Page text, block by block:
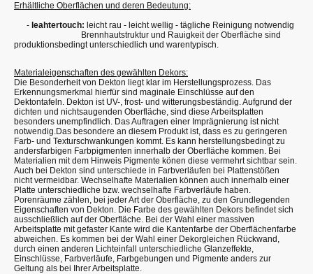
Erhältliche Oberflächen und deren Bedeutung:
- leahtertouch: leicht rau - leicht wellig - tägliche Reinigung notwendig
Brennhautstruktur und Rauigkeit der Oberfläche sind
produktionsbedingt unterschiedlich und warentypisch.
Materialeigenschaften des gewählten Dekors:
Die Besonderheit von Dekton liegt klar im Herstellungsprozess. Das
Erkennungsmerkmal hierfür sind maginale Einschlüsse auf den
Dektontafeln. Dekton ist UV-, frost- und witterungsbeständig. Aufgrund der
dichten und nichtsaugenden Oberfläche, sind diese Arbeitsplatten
besonders unempfindlich. Das Auftragen einer Imprägnierung ist nicht
notwendig.Das besondere an diesem Produkt ist, dass es zu geringeren
Farb- und Texturschwankungen kommt. Es kann herstellungsbedingt zu
andersfarbigen Farbpigmenten innerhalb der Oberfläche kommen. Bei
Materialien mit dem Hinweis Pigmente könen diese vermehrt sichtbar sein.
Auch bei Dekton sind unterschiede in Farbverläufen bei Plattenstößen
nicht vermeidbar. Wechselhafte Materialien können auch innerhalb einer
Platte unterschiedliche bzw. wechselhafte Farbverläufe haben.
Porenräume zählen, bei jeder Art der Oberfläche, zu den Grundlegenden
Eigenschaften von Dekton. Die Farbe des gewählten Dekors befindet sich
ausschließlich auf der Oberfläche. Bei der Wahl einer massiven
Arbeitsplatte mit gefaster Kante wird die Kantenfarbe der Oberflächenfarbe
abweichen. Es kommen bei der Wahl einer Dekorgleichen Rückwand,
durch einen anderen Lichteinfall unterschiedliche Glanzeffekte,
Einschlüsse, Farbverläufe, Farbgebungen und Pigmente anders zur
Geltung als bei Ihrer Arbeitsplatte.